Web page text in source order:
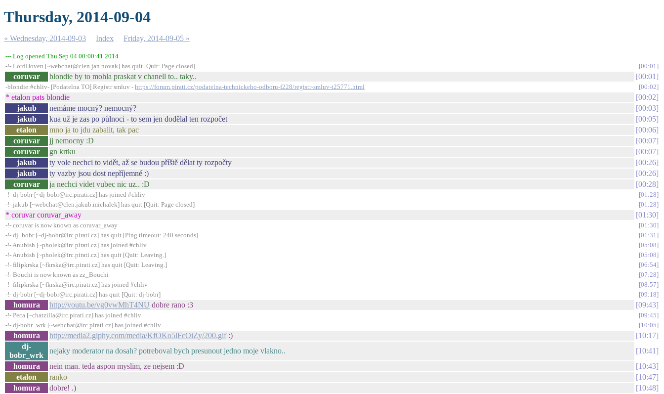
Thursday, 2014-09-04
« Wednesday, 2014-09-03 Index Friday, 2014-09-05 »
--- Log opened Thu Sep 04 00:00:41 2014
-!- LordHoven [~webchat@clen.jan.novak] has quit [Quit: Page closed]
00:01
coruvar blondie by to mohla praskat v chanell to.. taky.. 00:01
-blondie:#chliv- [Podatelna TO] Registr smluv - https://forum.pirati.cz/podatelna-technickeho-odboru-f228/registr-smluv-t25771.html 00:02
* etalon pats blondie
00:02
jakub
nemáme mocný? nemocný?
00:03
jakub
kua už je zas po půlnoci - to sem jen dodělal ten rozpočet
00:05
etalon
mno ja to jdu zabalit, tak pac
00:06
coruvar
jj nemocny :D
00:07
coruvar
gn krtku
00:07
jakub
ty vole nechci to vidět, až se budou příště dělat ty rozpočty
00:26
jakub
ty vazby jsou dost nepříjemné :)
00:26
coruvar
ja nechci videt vubec nic uz.. :D 00:28
-!- dj-bobr [~dj-bobr@irc.pirati.cz] has joined #chliv
01:28
-!- jakub [~webchat@clen.jakub.michalek] has quit [Quit: Page closed]
01:28
* coruvar coruvar_away 01:30
-!- coruvar is now known as coruvar_away
01:30
-!- dj_bobr [~dj-bobr@irc.pirati.cz] has quit [Ping timeout: 240 seconds]
01:31
-!- Anubish [~pholek@irc.pirati.cz] has joined #chliv
05:08
-!- Anubish [~pholek@irc.pirati.cz] has quit [Quit: Leaving.]
05:08
-!- filipkrska [~fkrska@irc.pirati.cz] has quit [Quit: Leaving.]
06:54
-!- Bouchi is now known as zz_Bouchi
07:28
-!- filipkrska [~fkrska@irc.pirati.cz] has joined #chliv
08:57
-!- dj-bobr [~dj-bobr@irc.pirati.cz] has quit [Quit: dj-bobr]
09:18
homura http://youtu.be/vg0vwMhT4NU dobre rano :3 09:43
-!- Peca [~chatzilla@irc.pirati.cz] has joined #chliv
09:45
-!- dj-bobr_wrk [~webchat@irc.pirati.cz] has joined #chliv
10:05
homura http://media2.giphy.com/media/KfOKo5lFcOiZy/200.gif:)
10:17
dj-
bobr_wrk
nejaky moderator na dosah? potreboval bych presunout jedno moje vlakno..
10:41
homura
nein man. teda aspon myslim, ze nejsem :D
10:43
etalon
ranko
10:47
homura
dobre! .)
10:48